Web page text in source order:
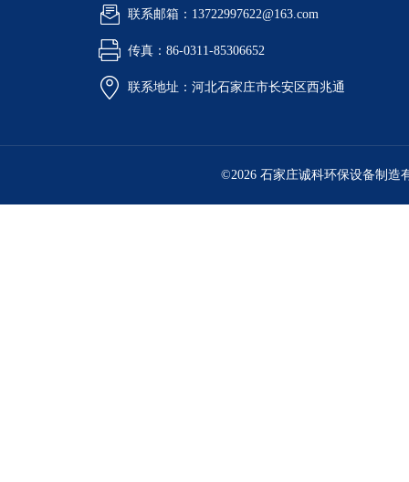
联系邮箱：13722997622@163.com
传真：86-0311-85306652
联系地址：河北石家庄市长安区西兆通
©2026 石家庄诚科环保设备制造